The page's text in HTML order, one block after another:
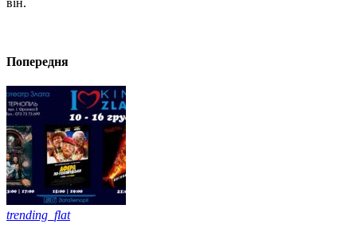
він.
Попередня
trending_flat